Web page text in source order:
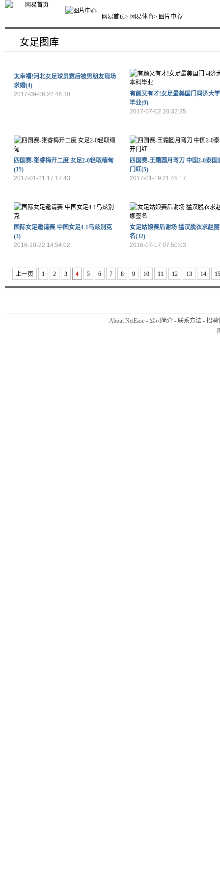
网易首页> 网易体育> 图片中心
女足图库
太幸福!河北女足球员赛后被男朋友现场
求婚(4)
2017-09-06 22:46:30
有颜又有才!女足最美国门同济大
毕业(9)
2017-07-02 20:32:35
四国赛-张睿梅开二度 女足2-0轻取缅甸
(15)
2017-01-21 17:17:43
四国赛-王霜圆月弯刀 中国2-0泰国
门红(5)
2017-01-19 21:45:17
国际女足邀请赛-中国女足4-1乌兹别克
(3)
2016-10-22 14:54:02
女足姑娘赛后谢场 猛汉脱衣求赵
名(32)
2016-07-17 07:50:03
上一页 1 2 3 4 5 6 7 8 9 10 11 12 13 14 15
About NetEase - 公司简介 - 联系方法 - 招聘